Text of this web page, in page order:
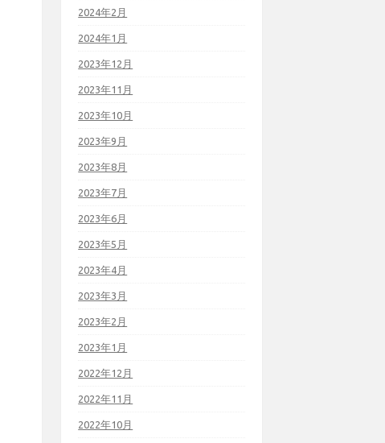
2024年2月
2024年1月
2023年12月
2023年11月
2023年10月
2023年9月
2023年8月
2023年7月
2023年6月
2023年5月
2023年4月
2023年3月
2023年2月
2023年1月
2022年12月
2022年11月
2022年10月